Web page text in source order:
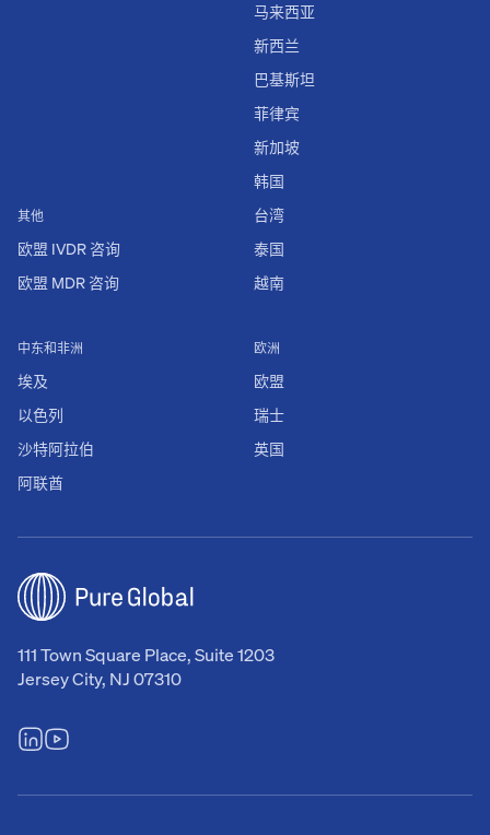
111 Town Square Place, Suite 1203
Jersey City, NJ 07310
其他
欧盟 IVDR 咨询
欧盟 MDR 咨询
欧洲
欧盟
瑞士
英国
中东和非洲
埃及
以色列
沙特阿拉伯
阿联酋
马来西亚
新西兰
巴基斯坦
菲律宾
新加坡
韩国
台湾
泰国
越南